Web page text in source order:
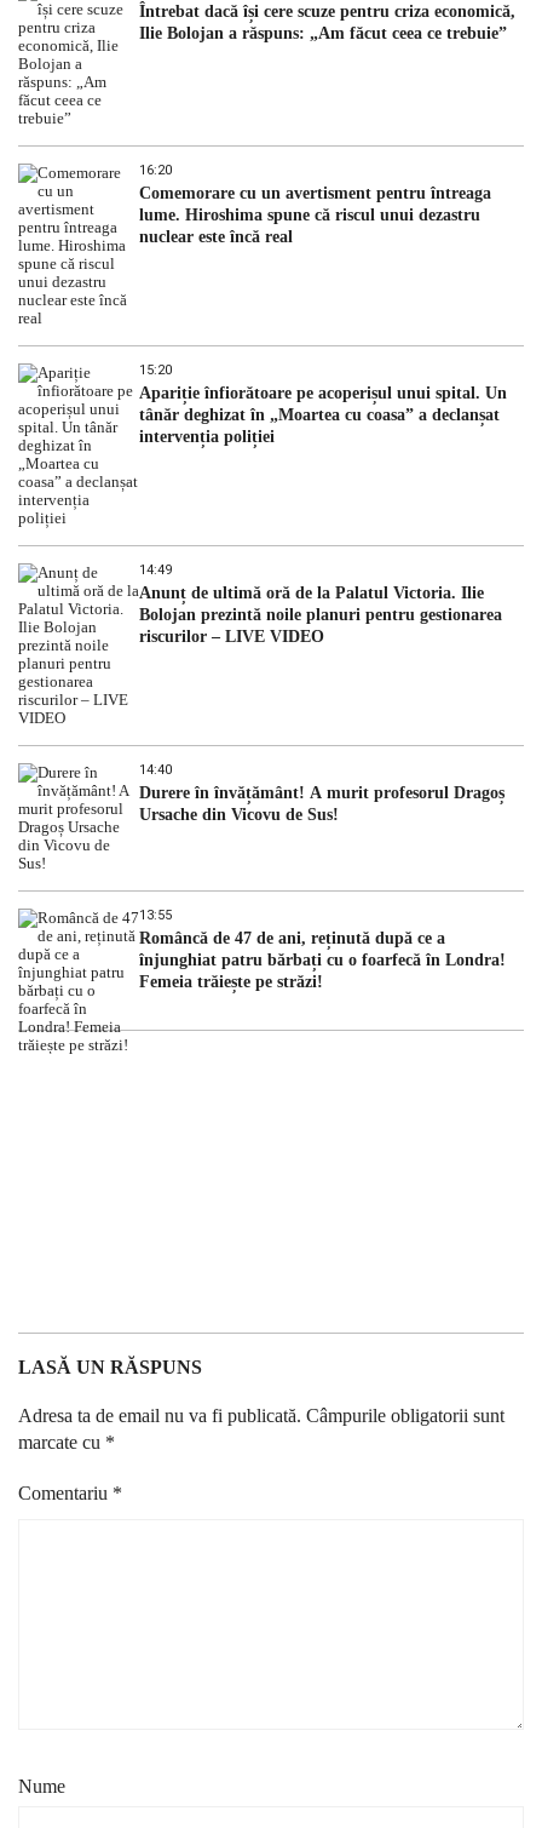
Întrebat dacă își cere scuze pentru criza economică,
Ilie Bolojan a răspuns: „Am făcut ceea ce trebuie”
16:20
Comemorare cu un avertisment pentru întreaga
lume. Hiroshima spune că riscul unui dezastru
nuclear este încă real
15:20
Apariție înfiorătoare pe acoperișul unui spital. Un
tânăr deghizat în „Moartea cu coasa” a declanșat
intervenția poliției
14:49
Anunț de ultimă oră de la Palatul Victoria. Ilie
Bolojan prezintă noile planuri pentru gestionarea
riscurilor – LIVE VIDEO
14:40
Durere în învățământ! A murit profesorul Dragoș
Ursache din Vicovu de Sus!
13:55
Româncă de 47 de ani, reținută după ce a
înjunghiat patru bărbați cu o foarfecă în Londra!
Femeia trăiește pe străzi!
LASĂ UN RĂSPUNS
Adresa ta de email nu va fi publicată. Câmpurile obligatorii sunt
marcate cu *
Comentariu *
Nume